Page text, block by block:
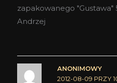
zapakowanego "Gustawa"
Andrzej
ANONIMOWY
2012-08-09 PRZY